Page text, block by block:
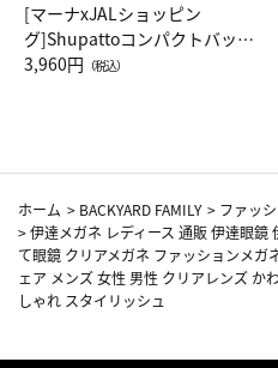
[マーナxJALショッピン
グ]Shupattoコンパクトバッグ
Drop JAL客室乗務員（LC）ス
3,960円 （税込）
ホーム > BACKYARD FAMILY > ファッ
>伊達メガネ レディース 通販 伊達眼
て眼鏡 クリアメガネ ファッションメガ
ェア メンズ 女性 男性 クリアレンズ か
しゃれ スタイリッシュ